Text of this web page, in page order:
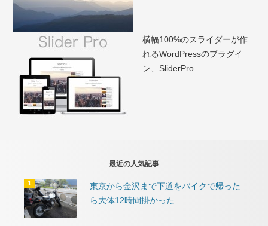
横幅100%のスライダーが作
れるWordPressのプラグイ
ン、SliderPro
最近の人気記事
東京から金沢まで下道をバイクで帰った
ら大体12時間掛かった